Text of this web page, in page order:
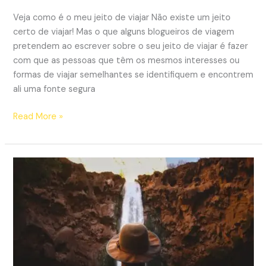
Veja como é o meu jeito de viajar Não existe um jeito
certo de viajar! Mas o que alguns blogueiros de viagem
pretendem ao escrever sobre o seu jeito de viajar é fazer
com que as pessoas que têm os mesmos interesses ou
formas de viajar semelhantes se identifiquem e encontrem
ali uma fonte segura
O
jeito
de
curiosidades
Read More »